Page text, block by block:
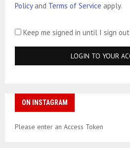
Policyand Terms of Service apply.
Keep me signed in until I sign out
ON INSTAGRAM
Please enter an Access Token